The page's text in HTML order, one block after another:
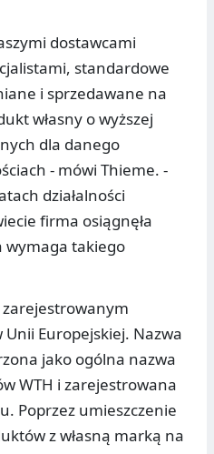
dostawcami
standardowe
i sprzedawane na
własny o wyższej
dla danego
- mówi Thieme. -
działalności
firma osiągnęła
wymaga takiego
Europejskiej. Nazwa
jako ogólna nazwa
WTH i zarejestrowana
Poprzez umieszczenie
z własną marką na